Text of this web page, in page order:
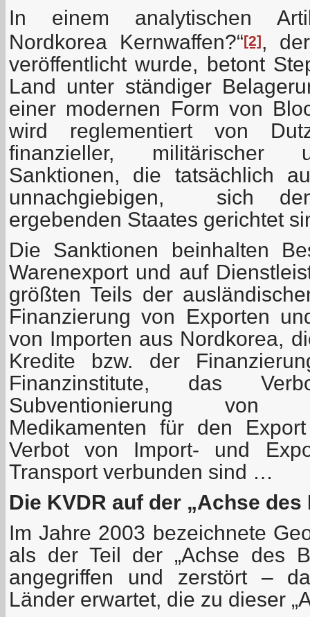
In einem analytischen
Nordkorea Kernwaffen?“[2],
veröffentlicht wurde, betont
Land unter ständiger
einer modernen Form von
wird reglementiert von
finanzieller, militärischer
Sanktionen, die tatsächlich
unnachgiebigen, sich
ergebenden Staates gerichtet
Die Sanktionen beinhalten
Warenexport und auf
größten Teils der
Finanzierung von Exporten
von Importen aus Nordkorea,
Kredite bzw. der
Finanzinstitute, das
Subventionierung von
Medikamenten für den
Verbot von Import- und
Transport verbunden sind …
Die KVDR auf der „Achse des
Im Jahre 2003 bezeichnete
als der Teil der „Achse des
angegriffen und zerstört –
Länder erwartet, die zu dieser